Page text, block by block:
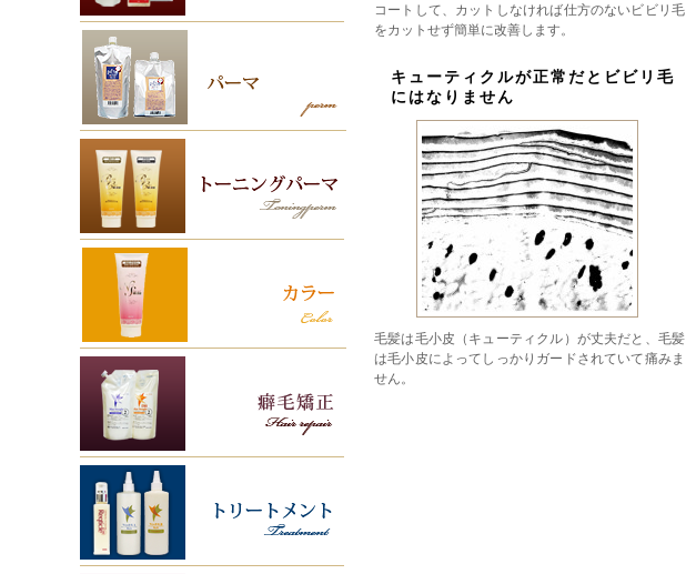
コートして、カットしなければ仕方のないビビリ毛
をカットせず簡単に改善します。
キューティクルが正常だとビビリ毛
にはなりません
毛髪は毛小皮（キューティクル）が丈夫だと、毛髪
は毛小皮によってしっかりガードされていて痛みま
せん。